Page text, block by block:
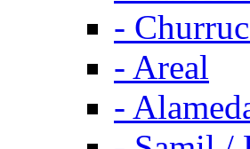
-
- Areal
-